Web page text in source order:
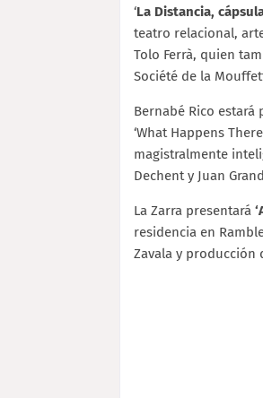
‘La Distancia,
teatro relacional,
Tolo Ferrà, quien
Société de la
Bernabé Rico
‘What Happens
magistralmente
Dechent y Juan
La Zarra presentará
residencia en
Zavala y producción